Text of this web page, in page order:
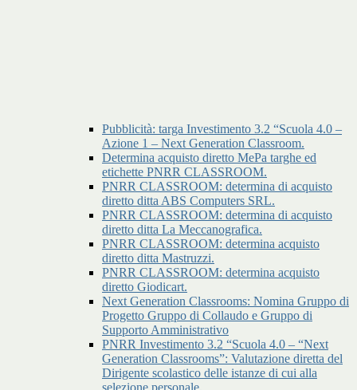
Pubblicità: targa Investimento 3.2 “Scuola 4.0 –
Azione 1 – Next Generation Classroom.
Determina acquisto diretto MePa targhe ed
etichette PNRR CLASSROOM.
PNRR CLASSROOM: determina di acquisto
diretto ditta ABS Computers SRL.
PNRR CLASSROOM: determina di acquisto
diretto ditta La Meccanografica.
PNRR CLASSROOM: determina acquisto
diretto ditta Mastruzzi.
PNRR CLASSROOM: determina acquisto
diretto Giodicart.
Next Generation Classrooms: Nomina Gruppo di
Progetto Gruppo di Collaudo e Gruppo di
Supporto Amministrativo
PNRR Investimento 3.2 “Scuola 4.0 – “Next
Generation Classrooms”: Valutazione diretta del
Dirigente scolastico delle istanze di cui alla